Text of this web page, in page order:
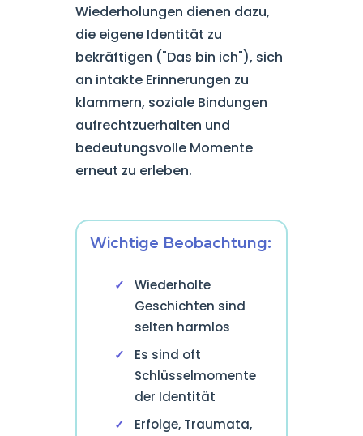
Wiederholungen dienen dazu,
die eigene Identität zu
bekräftigen ("Das bin ich"), sich
an intakte Erinnerungen zu
klammern, soziale Bindungen
aufrechtzuerhalten und
bedeutungsvolle Momente
erneut zu erleben.
Wichtige Beobachtung:
Wiederholte
Geschichten sind
selten harmlos
Es sind oft
Schlüsselmomente
der Identität
Erfolge, Traumata,